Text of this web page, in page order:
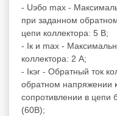
- Uэбо max -
при заданном
цепи коллектора: 5 В;
- Iк и max -
коллектора: 2 А;
- Iкэr - Обратный ток
обратном напряжении
сопротивлении в цепи
(60В);